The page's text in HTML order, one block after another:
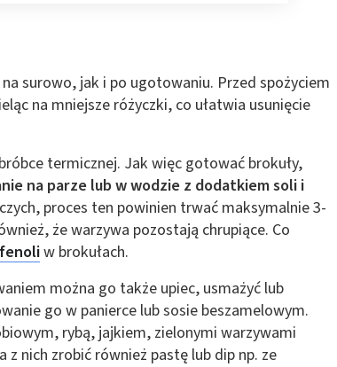
surowo, jak i po ugotowaniu. Przed spożyciem
na mniejsze różyczki, co ułatwia usunięcie
termicznej. Jak więc gotować brokuły,
na parze lub w wodzie z dodatkiem soli i
proces ten powinien trwać maksymalnie 3-
że warzywa pozostają chrupiące. Co
w brokułach.
można go także upiec, usmażyć lub
go w panierce lub sosie beszamelowym.
rybą, jajkiem, zielonymi warzywami
nich zrobić również pastę lub dip np. ze
źródeł